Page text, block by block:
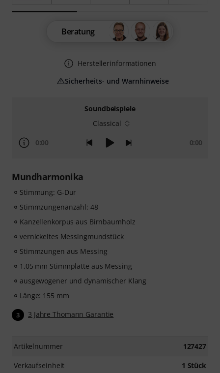
Soundbeispiele
Classical
0:00 0:00
Mundharmonika
Stimmung: G-Dur
Stimmzungenanzahl: 48
Kanzellenkorpus aus Birnbaumholz
vernickeltes Messingmundstück
Stimmzungen aus Messing
1,05 mm Stimmplatte aus Messing
ausgewogener und dynamischer Klang
Länge: 155 mm
3 3 Jahre Thomann Garantie
Artikelnummer 127427
Verkaufseinheit 1 Stück
Beratung
Herstellerinformationen
Sicherheits- und Warnhinweise